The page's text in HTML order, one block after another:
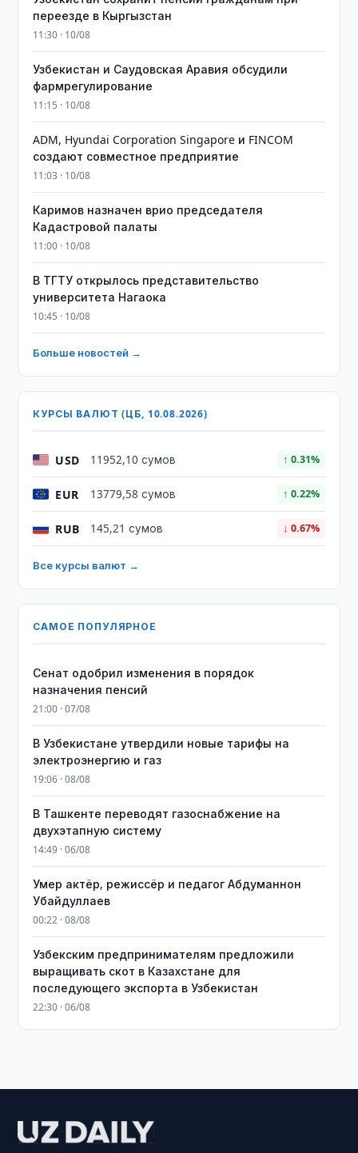
переезде в Кыргызстан
11:30 · 10/08
Узбекистан и Саудовская Аравия обсудили
фармрегулирование
11:15 · 10/08
ADM, Hyundai Corporation Singapore и FINCOM
создают совместное предприятие
11:03 · 10/08
Каримов назначен врио председателя
Кадастровой палаты
11:00 · 10/08
В ТГТУ открылось представительство
университета Нагаока
10:45 · 10/08
Больше новостей →
КУРСЫ ВАЛЮТ (ЦБ, 10.08.2026)
USD 11952,10 сумов ↑ 0.31%
EUR 13779,58 сумов ↑ 0.22%
RUB 145,21 сумов ↓ 0.67%
Все курсы валют →
САМОЕ ПОПУЛЯРНОЕ
Сенат одобрил изменения в порядок
назначения пенсий
21:00 · 07/08
В Узбекистане утвердили новые тарифы на
электроэнергию и газ
19:06 · 08/08
В Ташкенте переводят газоснабжение на
двухэтапную систему
14:49 · 06/08
Умер актёр, режиссёр и педагог Абдуманнон
Убайдуллаев
00:22 · 08/08
Узбекским предпринимателям предложили
выращивать скот в Казахстане для
последующего экспорта в Узбекистан
22:30 · 06/08